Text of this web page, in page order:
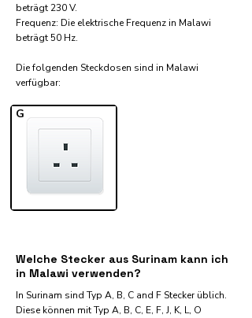
beträgt 230 V.
Frequenz: Die elektrische Frequenz in Malawi
beträgt 50 Hz.
Die folgenden Steckdosen sind in Malawi
verfügbar:​
G
Welche Stecker aus Surinam kann ich
in Malawi verwenden?
In Surinam sind Typ A, B, C and F Stecker üblich.
Diese können mit Typ A, B, C, E, F, J, K, L, O